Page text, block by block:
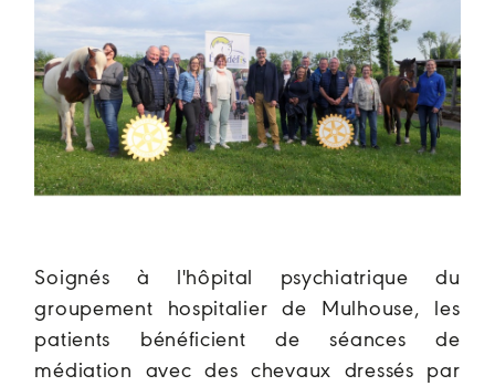
Soignés à l'hôpital psychiatrique du
groupement hospitalier de Mulhouse, les
patients bénéficient de séances de
médiation avec des chevaux dressés par